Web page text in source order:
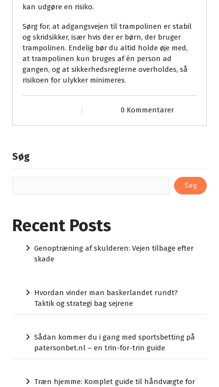
kan udgøre en risiko.
Sørg for, at adgangsvejen til trampolinen er stabil
og skridsikker, især hvis der er børn, der bruger
trampolinen. Endelig bør du altid holde øje med,
at trampolinen kun bruges af én person ad
gangen, og at sikkerhedsreglerne overholdes, så
risikoen for ulykker minimeres.
0 Kommentarer
Søg
Søg
Recent Posts
Genoptræning af skulderen: Vejen tilbage efter
skade
Hvordan vinder man baskerlandet rundt?
Taktik og strategi bag sejrene
Sådan kommer du i gang med sportsbetting på
patersonbet.nl – en trin-for-trin guide
Træn hjemme: Komplet guide til håndvægte for